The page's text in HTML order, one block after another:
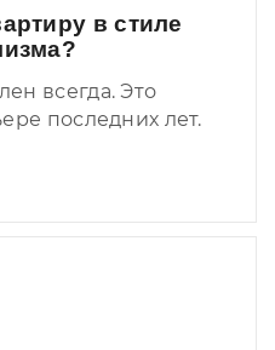
в стиле
всегда. Это
последних лет.